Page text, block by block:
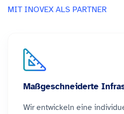
MIT INOVEX ALS PARTNER
Maßgeschneiderte
Wir entwickeln eine